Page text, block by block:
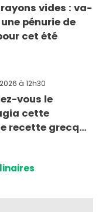
vides : va-
pénurie de
cet été
à 12h30
vous le
cette
recette grecque